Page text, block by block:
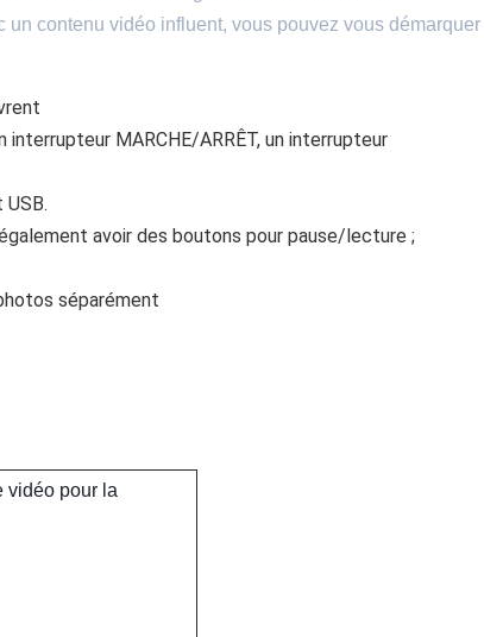
contenu vidéo influent, vous pouvez vous démarquer
MARCHE/ARRÊT, un interrupteur
avoir des boutons pour pause/lecture ;
séparément
vidéo pour la